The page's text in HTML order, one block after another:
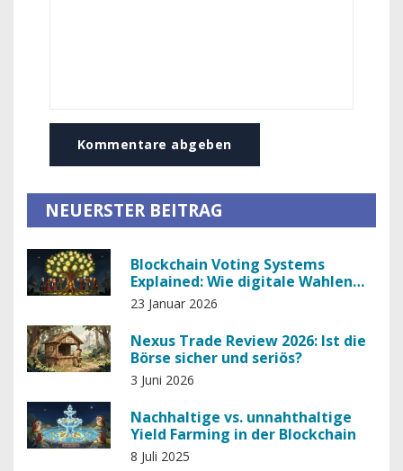
Kommentare abgeben
NEUERSTER BEITRAG
Blockchain Voting Systems
Explained: Wie digitale Wahlen
mit Blockchain funktionieren
23 Januar 2026
Nexus Trade Review 2026: Ist die
Börse sicher und seriös?
3 Juni 2026
Nachhaltige vs. unnahthaltige
Yield Farming in der Blockchain
8 Juli 2025